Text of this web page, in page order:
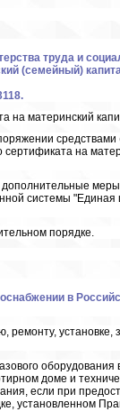
труда и
(семейный)
на материнский
средствами
на
системы
порядке.
в
установке,
доме и
если при
установленном